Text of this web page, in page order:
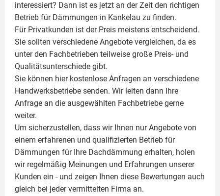
interessiert? Dann ist es jetzt an der Zeit den richtigen
Betrieb für Dämmungen in Kankelau zu finden.
Für Privatkunden ist der Preis meistens entscheidend.
Sie sollten verschiedene Angebote vergleichen, da es
unter den Fachbetrieben teilweise große Preis- und
Qualitätsunterschiede gibt.
Sie können hier kostenlose Anfragen an verschiedene
Handwerksbetriebe senden. Wir leiten dann Ihre
Anfrage an die ausgewählten Fachbetriebe gerne
weiter.
Um sicherzustellen, dass wir Ihnen nur Angebote von
einem erfahrenen und qualifizierten Betrieb für
Dämmungen für Ihre Dachdämmung erhalten, holen
wir regelmäßig Meinungen und Erfahrungen unserer
Kunden ein - und zeigen Ihnen diese Bewertungen auch
gleich bei jeder vermittelten Firma an.